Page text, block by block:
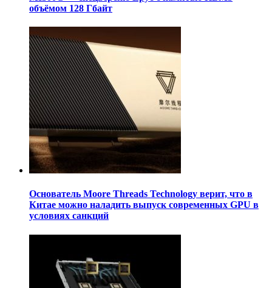
объёмом 128 Гбайт
Основатель Moore Threads Technology верит, что в
Китае можно наладить выпуск современных GPU в
условиях санкций